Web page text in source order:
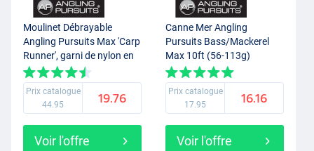
Moulinet Débrayable
Angling Pursuits Max 'Carp
Runner', garni de nylon en
8lb
Prix catalogue
44.95
19.76
Voir l'offre
Canne Mer Angling
Pursuits Bass/Mackerel
Max 10ft (56-113g)
Prix catalogue
17.95
16.16
Voir l'offre